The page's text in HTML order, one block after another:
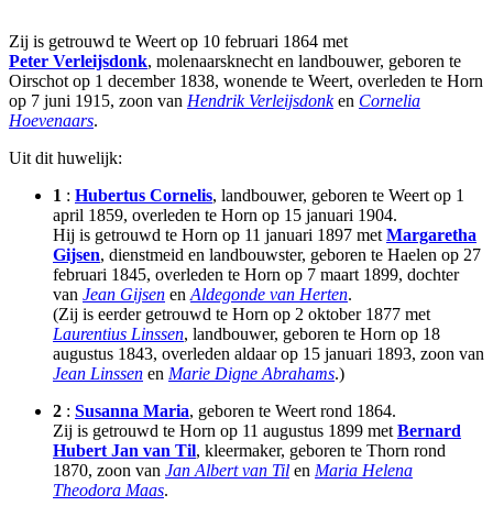
Zij is getrouwd te Weert op 10 februari 1864 met
Peter Verleijsdonk, molenaarsknecht en landbouwer, geboren te
Oirschot op 1 december 1838, wonende te Weert, overleden te Horn
op 7 juni 1915, zoon van Hendrik Verleijsdonken Cornelia
Hoevenaars.
Uit dit huwelijk:
1 : Hubertus Cornelis, landbouwer, geboren te Weert op 1
april 1859, overleden te Horn op 15 januari 1904.
Hij is getrouwd te Horn op 11 januari 1897 met Margaretha
Gijsen, dienstmeid en landbouwster, geboren te Haelen op 27
februari 1845, overleden te Horn op 7 maart 1899, dochter
van Jean Gijsen en Aldegonde van Herten.
(Zij is eerder getrouwd te Horn op 2 oktober 1877 met
Laurentius Linssen, landbouwer, geboren te Horn op 18
augustus 1843, overleden aldaar op 15 januari 1893, zoon van
Jean Linssen en Marie Digne Abrahams.)
2 : Susanna Maria, geboren te Weert rond 1864.
Zij is getrouwd te Horn op 11 augustus 1899 met Bernard
Hubert Jan van Til, kleermaker, geboren te Thorn rond
1870, zoon van Jan Albert van Til en Maria Helena
Theodora Maas.